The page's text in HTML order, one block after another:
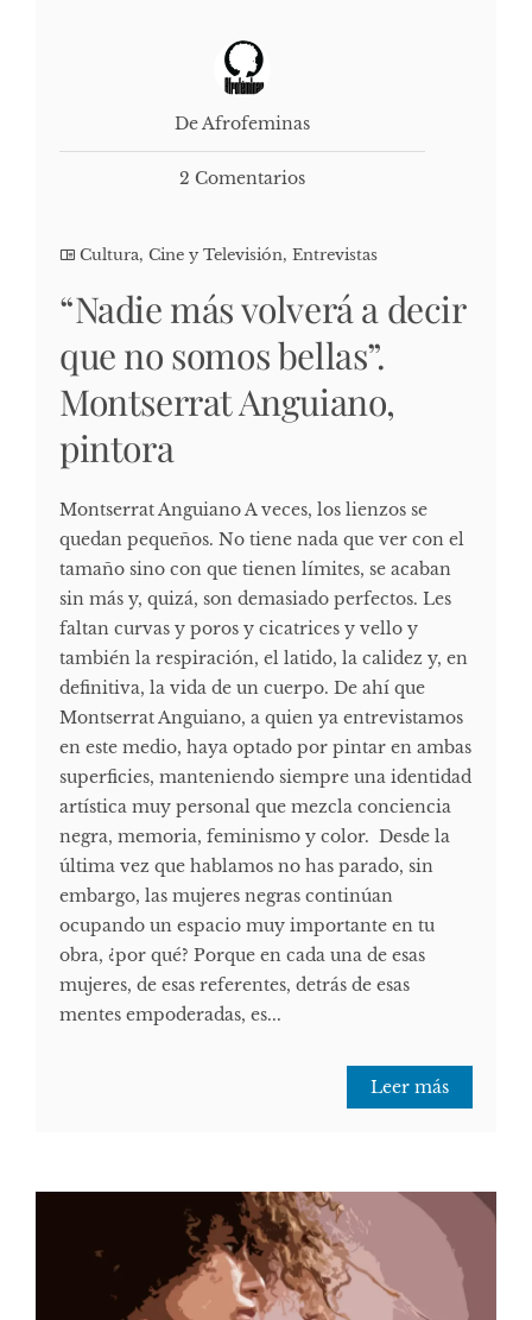
De Afrofeminas
2 Comentarios
Cultura, Cine y Televisión, Entrevistas
“Nadie más volverá a decir
que no somos bellas”.
Montserrat Anguiano,
pintora
Montserrat Anguiano A veces, los lienzos se
quedan pequeños. No tiene nada que ver con el
tamaño sino con que tienen límites, se acaban
sin más y, quizá, son demasiado perfectos. Les
faltan curvas y poros y cicatrices y vello y
también la respiración, el latido, la calidez y, en
definitiva, la vida de un cuerpo. De ahí que
Montserrat Anguiano, a quien ya entrevistamos
en este medio, haya optado por pintar en ambas
superficies, manteniendo siempre una identidad
artística muy personal que mezcla conciencia
negra, memoria, feminismo y color. Desde la
última vez que hablamos no has parado, sin
embargo, las mujeres negras continúan
ocupando un espacio muy importante en tu
obra, ¿por qué? Porque en cada una de esas
mujeres, de esas referentes, detrás de esas
mentes empoderadas, es...
Leer más